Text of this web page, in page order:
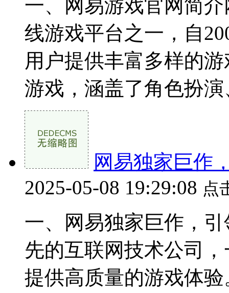
一、网易游戏官网简
线游戏平台之一，自
用户提供丰富多样的
游戏，涵盖了角色扮演
网易独家巨作
2025-05-08 19:29:08 点
一、网易独家巨作，
先的互联网技术公司
提供高质量的游戏体